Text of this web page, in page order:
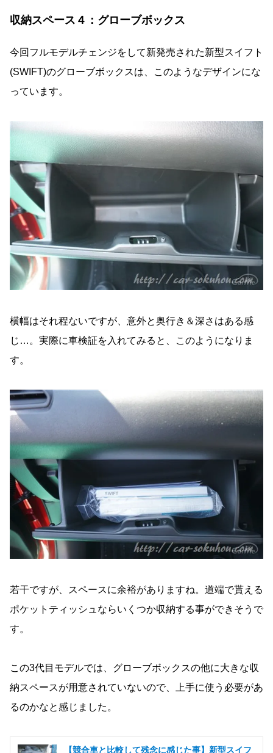
収納スペース４：グローブボックス
今回フルモデルチェンジをして新発売された新型スイフト
(SWIFT)のグローブボックスは、このようなデザインにな
っています。
横幅はそれ程ないですが、意外と奥行き＆深さはある感
じ…。実際に車検証を入れてみると、このようになりま
す。
若干ですが、スペースに余裕がありますね。道端で貰える
ポケットティッシュならいくつか収納する事ができそうで
す。
この3代目モデルでは、グローブボックスの他に大きな収
納スペースが用意されていないので、上手に使う必要があ
るのかなと感じました。
【競合車と比較して残念に感じた事】新型スイフ